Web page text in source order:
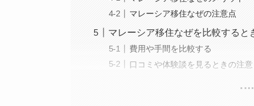
マレーシア移住なぜの注意点
マレーシア移住なぜを比較すると
費用や手間を比較する
口コミや体験談を見るときの注意